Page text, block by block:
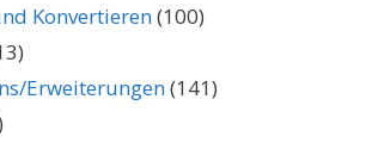
Konvertieren(100)
Erweiterungen(141)